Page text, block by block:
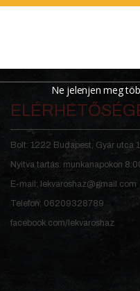
Bolt: 1222 Budapest, Gyár utca
Nyitva tartás: munkanapokon
E-mail: lekvaroshaz@gmail.com
Telefon: 06209328789
facebook.com/lekvaroshaz
Ne jelenjen meg